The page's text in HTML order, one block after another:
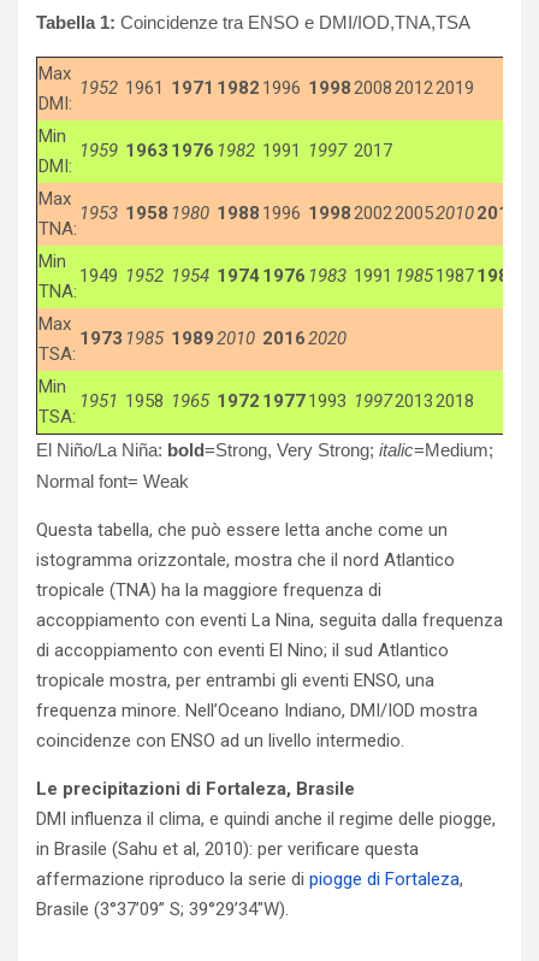
Tabella 1: Coincidenze tra ENSO e DMI/IOD,TNA,TSA
Max
DMI:
1952 1961 1971 1982 1996 1998200820122019
Min
DMI:
1959 1963 1976 1982 1991 1997 2017
Max
TNA:
1953 1958 1980 1988 1996 19982002200520102016
Min
TNA:
1949 1952 1954 19741976 1983 1991 198519871989
Max
TSA:
1973 1985 19892010 20162020
Min
TSA:
1951 1958 1965 1972 19771993 199720132018
El Niño/La Niña: bold=Strong, Very Strong; italic=Medium;
Normal font= Weak
Questa tabella, che può essere letta anche come un
istogramma orizzontale, mostra che il nord Atlantico
tropicale (TNA) ha la maggiore frequenza di
accoppiamento con eventi La Nina, seguita dalla frequenza
di accoppiamento con eventi El Nino; il sud Atlantico
tropicale mostra, per entrambi gli eventi ENSO, una
frequenza minore. Nell’Oceano Indiano, DMI/IOD mostra
coincidenze con ENSO ad un livello intermedio.
Le precipitazioni di Fortaleza, Brasile
DMI influenza il clima, e quindi anche il regime delle piogge,
in Brasile (Sahu et al, 2010): per verificare questa
affermazione riproduco la serie di piogge di Fortaleza,
Brasile (3°37’09” S; 39°29’34″W).